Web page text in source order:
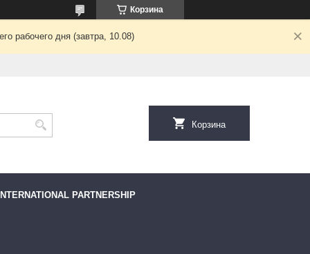
Корзина
рабочего дня (завтра, 10.08)
Корзина
PARTNERSHIP